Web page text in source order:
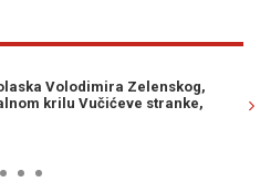
U četiri godine građanima u
od 25 miliona KM po osnovu